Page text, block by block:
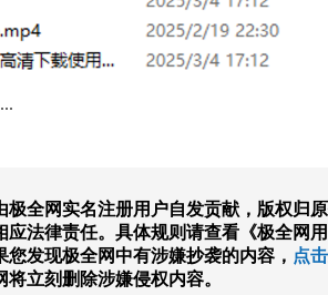
极全网实名注册用户自发贡献，版权归
应法律责任。具体规则请查看《极全网
发现极全网中有涉嫌抄袭的内容， 点
立刻删除涉嫌侵权内容。